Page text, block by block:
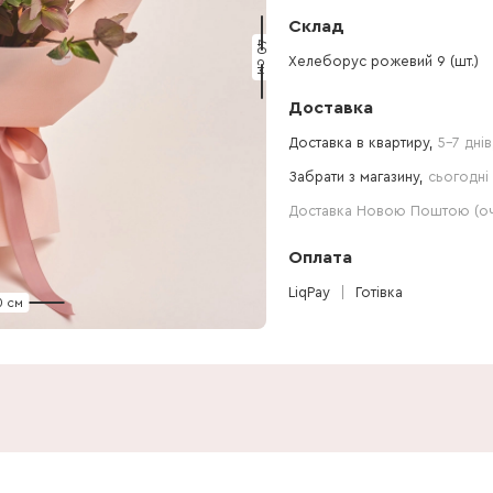
40 см
см
Склад
Хелеборус рожевий 9 (шт.)
Доставка
Доставка в квартиру, 5-7 днів
Забрати з магазину,
Доставка Новою Поштою
Оплата
LiqPay Готівка